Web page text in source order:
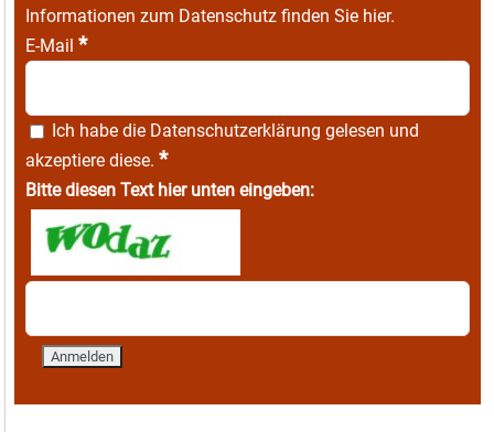
Informationen zum Datenschutz finden Sie hier.
E-Mail *
Ich habe die Datenschutzerklärung gelesen und
akzeptiere diese. *
Bitte diesen Text hier unten eingeben: